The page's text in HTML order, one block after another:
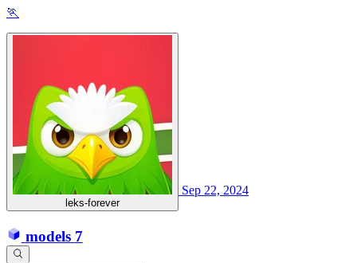
🏃
leks-forever
Sep 22, 2024
models 7